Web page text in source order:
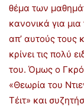
θέμα των
κανονικά για μια
απ’ αυτούς τους
κρίνει τις πολύ
του. Όμως ο
«Θεωρία του
Τέιτ» και